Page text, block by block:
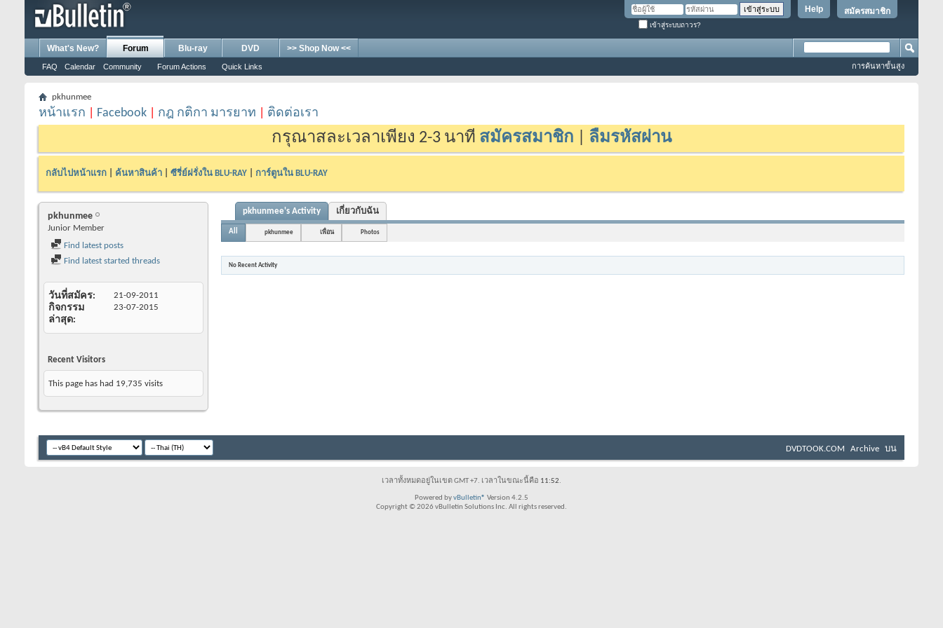
สมัครสมาชิก
Help
เข้าสู่ระบบถาวร?
What's New? Forum
FAQ Calendar Community Forum Actions Quick Links
Blu-ray DVD >> Shop Now <<
การค้นหาขั้นสูง
pkhunmee
หน้าแรก Facebook กฎ กติกา มารยาท ติดต่อเรา
กรุณาสละเวลาเพียง 2-3 นาที สมัครสมาชิก ลืมรหัสผ่าน
กลับไปหน้าแรก ค้นหาสินค้า ซีรี่ย์ฝรั่งใน BLU-RAY การ์ตูนใน BLU-RAY
pkhunmee
Junior Member
Find latest posts
Find latest started threads
วันที่สมัคร 21-09-2011
กิจกรรม
ล่าสุด
23-07-2015
Recent Visitors
This page has had 19,735 visits
pkhunmee's Activity เกี่ยวกับฉัน
All pkhunmee เพื่อน Photos
No Recent Activity
DVDTOOK.COM Archive บน
เวลาทั้งหมดอยู่ในเขต GMT +7. เวลาในขณะนี้คือ 11:52.
Powered byvBulletin® Version 4.2.5
Copyright © 2026 vBulletin Solutions Inc. All rights reserved.